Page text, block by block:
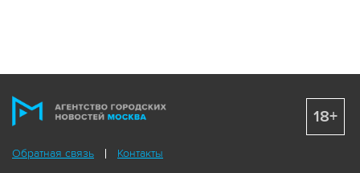
Обратная связь Контакты
18+